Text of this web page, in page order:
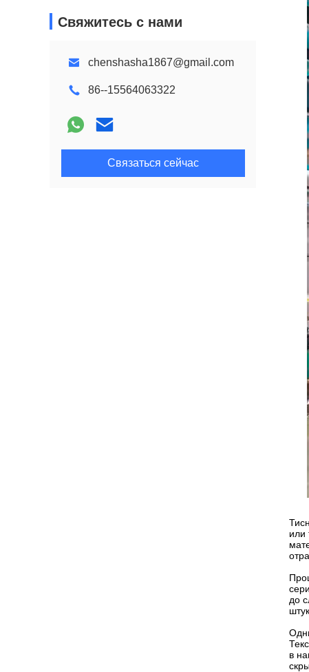
Свяжитесь с нами
chenshasha1867@gmail.com
86--15564063322
Связаться сейчас
или
до
в